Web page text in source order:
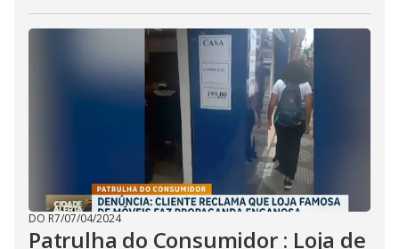
DO R7/07/04/2024
Patrulha do Consumidor : Loja de